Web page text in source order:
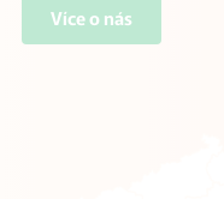
Více o nás